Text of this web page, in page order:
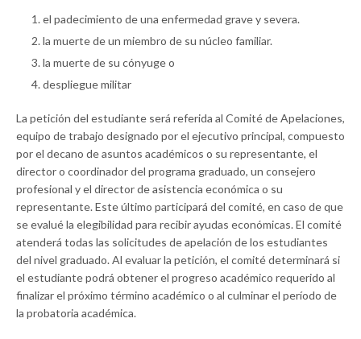
el padecimiento de una enfermedad grave y severa.
la muerte de un miembro de su núcleo familiar.
la muerte de su cónyuge o
despliegue militar
La petición del estudiante será referida al Comité de Apelaciones,
equipo de trabajo designado por el ejecutivo principal, compuesto
por el decano de asuntos académicos o su representante, el
director o coordinador del programa graduado, un consejero
profesional y el director de asistencia económica o su
representante. Este último participará del comité, en caso de que
se evalué la elegibilidad para recibir ayudas económicas. El comité
atenderá todas las solicitudes de apelación de los estudiantes
del nivel graduado. Al evaluar la petición, el comité determinará si
el estudiante podrá obtener el progreso académico requerido al
finalizar el próximo término académico o al culminar el período de
la probatoria académica.